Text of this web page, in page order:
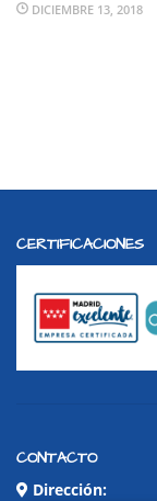
DICIEMBRE 13, 2018
CERTIFICACIONES
CONTACTO
Dirección: